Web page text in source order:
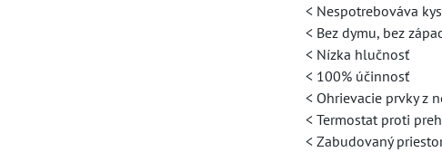
< Nespotrebováva
< Bez dymu, bez
< Nízka hlučnosť
< 100% účinnosť
< Ohrievacie prvky z
< Termostat proti
< Zabudovaný